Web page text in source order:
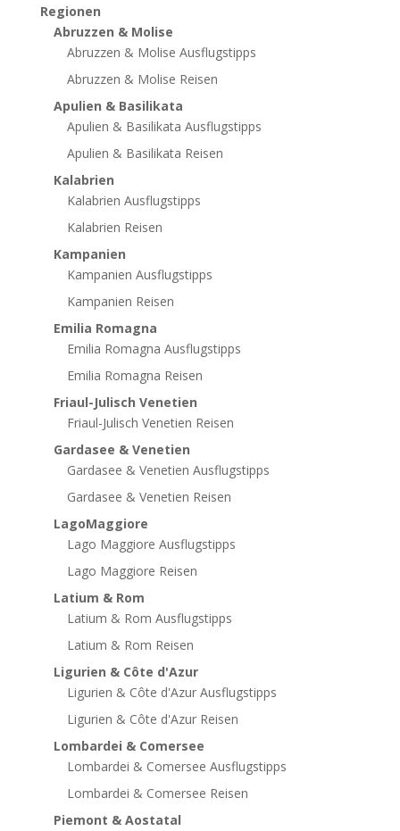
Regionen
Abruzzen & Molise
Abruzzen & Molise Ausflugstipps
Abruzzen & Molise Reisen
Apulien & Basilikata
Apulien & Basilikata Ausflugstipps
Apulien & Basilikata Reisen
Kalabrien
Kalabrien Ausflugstipps
Kalabrien Reisen
Kampanien
Kampanien Ausflugstipps
Kampanien Reisen
Emilia Romagna
Emilia Romagna Ausflugstipps
Emilia Romagna Reisen
Friaul-Julisch Venetien
Friaul-Julisch Venetien Reisen
Gardasee & Venetien
Gardasee & Venetien Ausflugstipps
Gardasee & Venetien Reisen
LagoMaggiore
Lago Maggiore Ausflugstipps
Lago Maggiore Reisen
Latium & Rom
Latium & Rom Ausflugstipps
Latium & Rom Reisen
Ligurien & Côte d'Azur
Ligurien & Côte d'Azur Ausflugstipps
Ligurien & Côte d'Azur Reisen
Lombardei & Comersee
Lombardei & Comersee Ausflugstipps
Lombardei & Comersee Reisen
Piemont & Aostatal